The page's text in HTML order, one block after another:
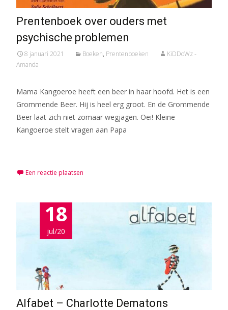
Prentenboek over ouders met
psychische problemen
8 januari 2021 Boeken, Prentenboeken
KiDDoWz -
Amanda
Mama Kangoeroe heeft een beer in haar hoofd. Het is een
Grommende Beer. Hij is heel erg groot. En de Grommende
Beer laat zich niet zomaar wegjagen. Oei! Kleine
Kangoeroe stelt vragen aan Papa
Een reactie plaatsen
18
jul/20
Alfabet – Charlotte Dematons